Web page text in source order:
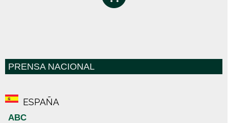
PRENSA NACIONAL
ESPAÑA
ABC